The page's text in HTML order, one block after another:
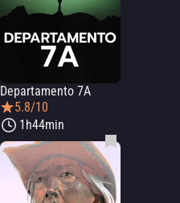
Departamento 7A
5.8/10
1h44min